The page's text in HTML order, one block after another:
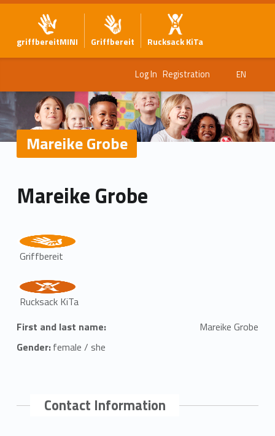
griffbereitMINI Griffbereit Rucksack KiTa
Log In Registration EN
Mareike Grobe
Mareike Grobe
Griffbereit
Rucksack KiTa
First and last name:
Mareike Grobe
Gender:female / she
Contact Information